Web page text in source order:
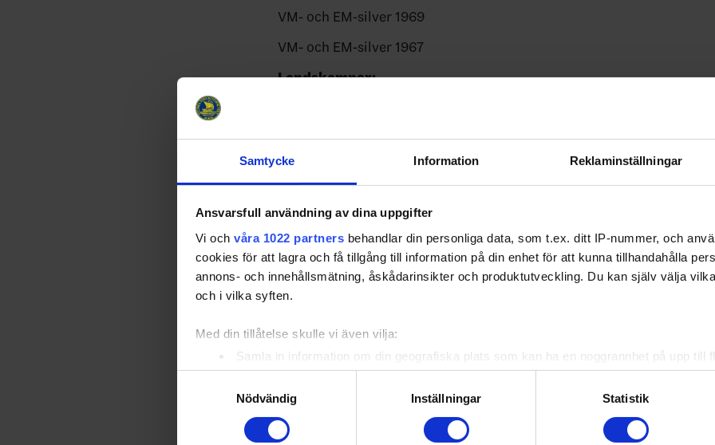
Samtycke Information Reklaminställningar
Ansvarsfull användning av dina uppgifter
Vi och våra 1022 partners behandlar din personliga data, som t.ex. ditt IP-nummer, och
cookies för att lagra och få tillgång till information på din enhet för att kunna tillhandahålla
annons- och innehållsmätning, åskådarinsikter och produktutveckling. Du kan själv välja
och i vilka syften.
Med din tillåtelse skulle vi även vilja:
Samla in information om din geografiska plats som kan ha en noggrannhet på upp till
Identifiera din enhet genom att aktivt skanna den för specifika kännetecken
Ta reda på mer om hur dina personliga uppgifter behandlas och ställ in dina preferenser i
eller dra tillbaka ditt samtycke när som helst från cookie-förklaringen.
Nödvändig
Inställningar Statistik
VM- och EM-silver 1969
VM- och EM-silver 1967
Landskamper:
112 A-landskamper, 26 mål – samt 8 övriga matcher (mot klubblag
landslaget, 0 mål
6 B-landskamper 1963/64–1965/66, 5 mål
Han har erhållit svensk ishockeys Stora Grabbars märke
Nationella meriter:
Spelade 15 säsonger i högsta serien och elva i SM: 434 matcher – 183
assists – 375 poäng – 148 utvisningsminuter
Flest mål i SM 1971/72 (11) – delat med Hammarström och Wickberg
Högerforward Sveriges All Star Team 1967/68, 1968/69, 1969/70